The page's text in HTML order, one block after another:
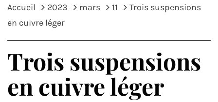
Accueil 2023 mars 11
Trois suspensions
en cuivre léger
Trois suspensions
en cuivre léger